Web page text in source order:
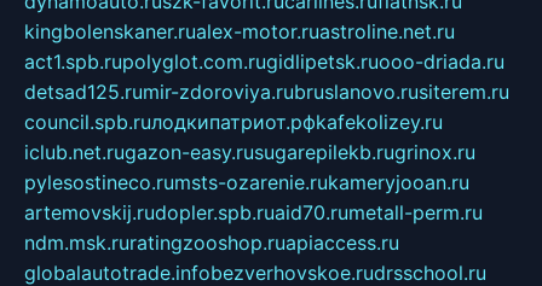
kingbolenskaner.rualex-motor.ruastroline.net.ru
act1.spb.rupolyglot.com.rugidlipetsk.ruooo-driada.ru
detsad125.rumir-zdoroviya.rubruslanovo.rusiterem.ru
council.spb.ruлодкипатриот.рфkafekolizey.ru
iclub.net.rugazon-easy.rusugarepilekb.rugrinox.ru
pylesostineco.rumsts-ozarenie.rukameryjooan.ru
artemovskij.rudopler.spb.ruaid70.rumetall-perm.ru
ndm.msk.ruratingzooshop.ruapiaccess.ru
globalautotrade.infobezverhovskoe.rudrsschool.ru